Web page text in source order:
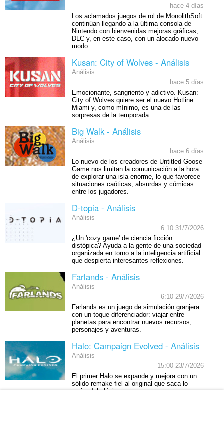
hace 4 días
Los aclamados juegos de rol de MonolithSoft
continúan llegando a la última consola de
Nintendo con bienvenidas mejoras gráficas,
DLC y, en este caso, con un alocado nuevo
modo.
Kusan: City of Wolves - Análisis
Análisis
hace 5 días
Emocionante, sangriento y adictivo. Kusan:
City of Wolves quiere ser el nuevo Hotline
Miami y, como mínimo, es una de las
sorpresas de la temporada.
Big Walk - Análisis
Análisis
hace 6 días
Lo nuevo de los creadores de Untitled Goose
Game nos limitan la comunicación a la hora
de explorar una isla enorme, lo que favorece
situaciones caóticas, absurdas y cómicas
entre los jugadores.
D-topia - Análisis
Análisis
6:10 31/7/2026
¿Un 'cozy game' de ciencia ficción
distópica? Ayuda a la gente de una sociedad
organizada en torno a la inteligencia artificial
que despierta interesantes reflexiones.
Farlands - Análisis
Análisis
6:10 29/7/2026
Farlands es un juego de simulación granjera
con un toque diferenciador: viajar entre
planetas para encontrar nuevos recursos,
personajes y aventuras.
Halo: Campaign Evolved - Análisis
Análisis
15:00 23/7/2026
El primer Halo se expande y mejora con un
sólido remake fiel al original que saca lo
mejor del clásico.